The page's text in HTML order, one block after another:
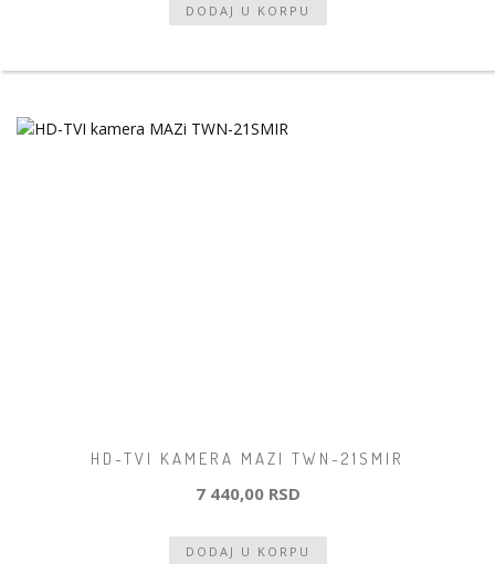
HD-TVI KAMERA MAZI TWN-21SMIR
7 440,00 RSD